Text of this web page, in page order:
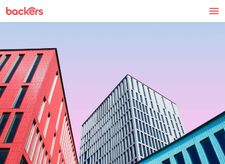
Skip to content